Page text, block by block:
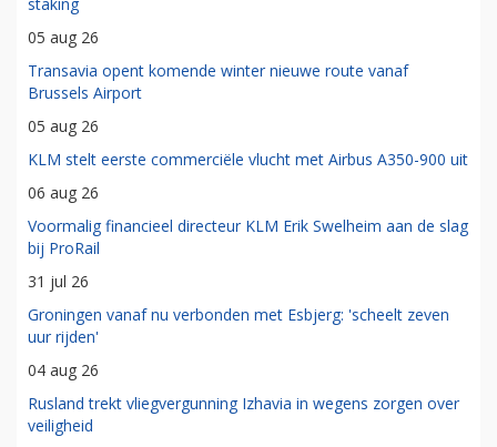
05 aug 26
Transavia opent komende winter nieuwe route vanaf
Brussels Airport
05 aug 26
KLM stelt eerste commerciële vlucht met Airbus A350-900 uit
06 aug 26
Voormalig financieel directeur KLM Erik Swelheim aan de slag
bij ProRail
31 jul 26
Groningen vanaf nu verbonden met Esbjerg: 'scheelt zeven
uur rijden'
04 aug 26
Rusland trekt vliegvergunning Izhavia in wegens zorgen over
veiligheid